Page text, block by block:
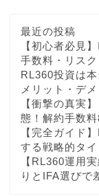
最近の投稿
【初心者必見
手数料・リス
RL360投資は
メリット・デ
【衝撃の真実
態！解約手数
【完全ガイド
する戦略的タ
【RL360運用
りとIFA選びで